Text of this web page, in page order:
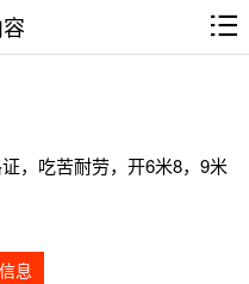
，吃苦耐劳，开6米8，9米
息